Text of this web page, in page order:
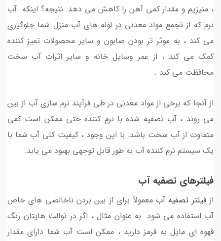
، منیزیم و مقدار کمی آهن را کاهش می دهد. نتیجه؟ اینکه آب
نرم که از تجمع مواد معدنی در لوله های آب منزل شما جلوگیری
می کند ، به موثر تر بودن صابون و سایر محصولات تمیز کننده
کمک می کند ، از عمر وسایل خانه و سایر اثرات آب سخت
محافظت می کند .
از آنجا که برخی از مواد معدنی در طی فرآیند نرم سازی آب از بین
می روند ، آب تصفیه شده با نرم کننده حتی ممکن است کمی
متفاوت از آب سخت باشد. با این وجود ، کیفیت کلی آب شما با
یک سیستم نرم کننده آب به طور قابل توجهی بهبود می یابد.
فیلترهای تصفیه آب
ازفیلتر تصفیه آب معمولاً برای از بین بردن ناخالصی های خاص
آب استفاده می شود. به عنوان مثال ، اگر در توالت هایتان رنگ
قهوه ای مایل به قرمز دارید ، ممکن است آب شما دارای مقدار